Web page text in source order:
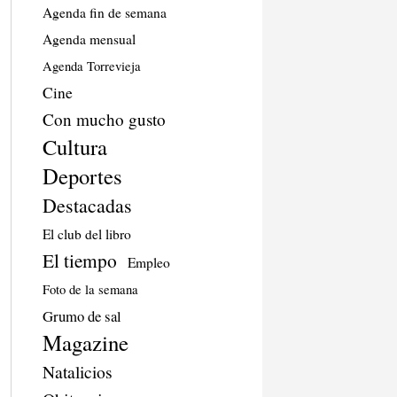
Agenda fin de semana
Agenda mensual
Agenda Torrevieja
Cine
Con mucho gusto
Cultura
Deportes
Destacadas
El club del libro
El tiempo Empleo
Foto de la semana
Grumo de sal
Magazine
Natalicios